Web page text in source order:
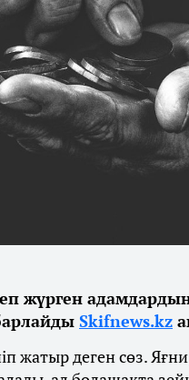
жүрген
Skifnews.kz
жатыр деген сөз.